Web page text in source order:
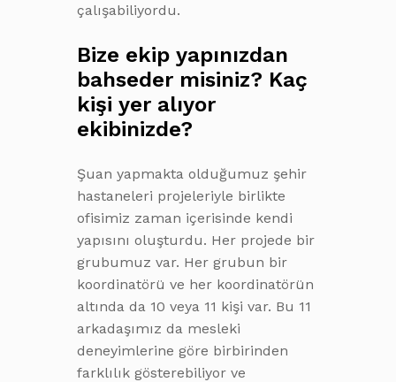
çalışabiliyordu.
Bize ekip yapınızdan
bahseder misiniz? Kaç
kişi yer alıyor
ekibinizde?
Şuan yapmakta olduğumuz şehir
hastaneleri projeleriyle birlikte
ofisimiz zaman içerisinde kendi
yapısını oluşturdu. Her projede bir
grubumuz var. Her grubun bir
koordinatörü ve her koordinatörün
altında da 10 veya 11 kişi var. Bu 11
arkadaşımız da mesleki
deneyimlerine göre birbirinden
farklılık gösterebiliyor ve